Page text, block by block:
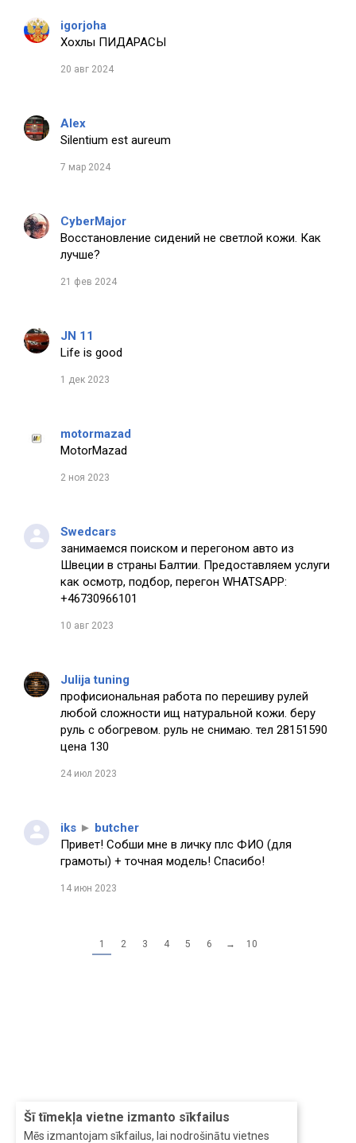
Šī tīmekļa vietne izmanto sīkfailus
Mēs izmantojam sīkfailus, lai nodrošinātu vietnes
igorjoha
Хохлы ПИДАРАСЫ
20 авг 2024
Alex
Silentium est aureum
7 мар 2024
CyberMajor
Восстановление сидений не светлой кожи. Как
лучше?
21 фев 2024
JN 11
Life is good
1 дек 2023
motormazad
MotorMazad
2 ноя 2023
Swedcars
занимаемся поиском и перегоном авто из
Швеции в страны Балтии. Предоставляем услуги
как осмотр, подбор, перегон WHATSAPP:
+46730966101
10 авг 2023
Julija tuning
профисиональная работа по перешиву рулей
любой сложности ищ натуральной кожи. беру
руль с обогревом. руль не снимаю. тел 28151590
цена 130
24 июл 2023
iks ► butcher
Привет! Собши мне в личку плс ФИО (для
грамоты) + точная модель! Спасибо!
14 июн 2023
1 2 3 4 5 6 → 10